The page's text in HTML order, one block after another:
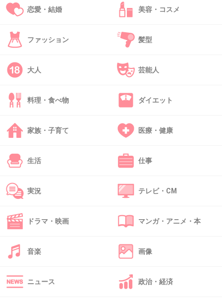
+285
誰得
35. 匿名 2013/07/30(火) 23:00:41
+131
フォトショップ最強だね☆
どんなブスでも可愛いは作れる
+95
恋愛・結婚 美容・コスメ
ファッション 髪型
大人 芸能人
料理・食べ物 ダイエット
家族・子育て 医療・健康
生活 仕事
実況 テレビ・CM
ドラマ・映画 マンガ・アニメ・本
音楽 画像
ニュース 政治・経済